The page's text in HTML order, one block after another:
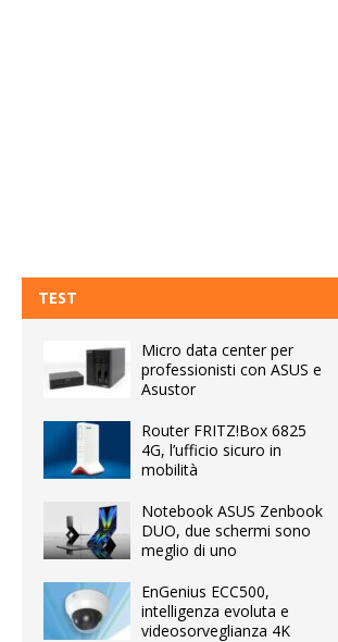
TEST
Micro data center per
professionisti con ASUS e
Asustor
Router FRITZ!Box 6825
4G, l’ufficio sicuro in
mobilità
Notebook ASUS Zenbook
DUO, due schermi sono
meglio di uno
EnGenius ECC500,
intelligenza evoluta e
videosorveglianza 4K